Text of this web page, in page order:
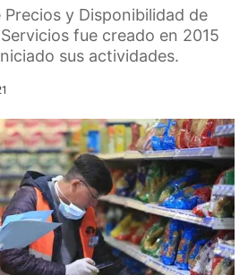
y Disponibilidad de
fue creado en 2015
sus actividades.